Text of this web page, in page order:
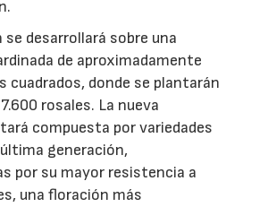
se desarrollará sobre una
de aproximadamente
cuadrados, donde se plantarán
rosales. La nueva
compuesta por variedades
generación,
por su mayor resistencia a
una floración más